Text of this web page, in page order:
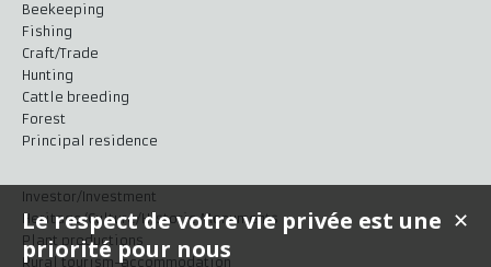
Beekeeping
Fishing
Craft/Trade
Hunting
Cattle breeding
Forest
Principal residence
Investor/Investment
Heritage/Culture/Historic Monuments
Plant productions
Rural tourism-accommodation
✕
Le respect de votre vie privée est une
priorité pour nous